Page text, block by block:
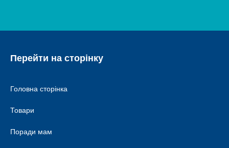
Перейти на сторінку
Головна сторінка
Товари
Поради мам